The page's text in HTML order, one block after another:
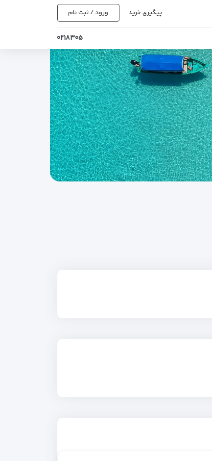
پیگیری خرید ورود / ثبت نام
۰۲۱۸۳۰۵